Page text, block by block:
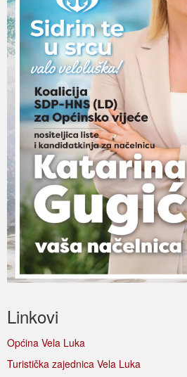
Linkovi
Općina Vela Luka
Turistička zajednica Vela Luka